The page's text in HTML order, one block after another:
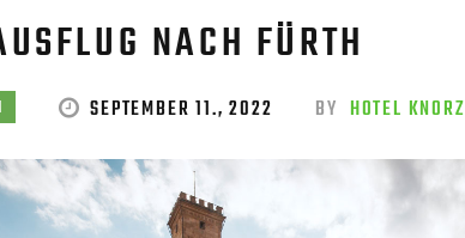
NACH FÜRTH
SEPTEMBER 11., 2022 BY HOTEL KNORZ